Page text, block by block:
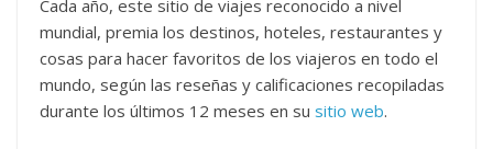
Cada año, este sitio de viajes reconocido a nivel
mundial, premia los destinos, hoteles, restaurantes y
cosas para hacer favoritos de los viajeros en todo el
mundo, según las reseñas y calificaciones recopiladas
durante los últimos 12 meses en su sitio web.